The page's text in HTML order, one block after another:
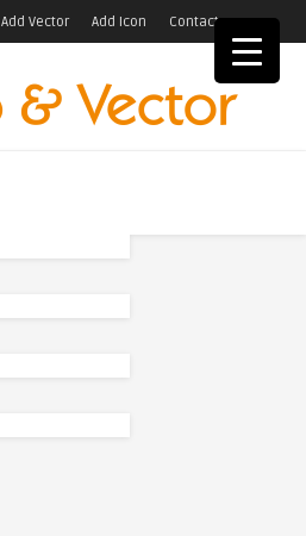
Add Vector Add Icon Contact